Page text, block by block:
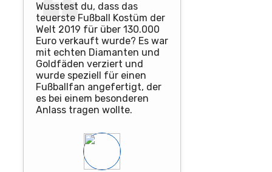
Wusstest du, dass das
teuerste Fußball Kostüm der
Welt 2019 für über 130.000
Euro verkauft wurde? Es war
mit echten Diamanten und
Goldfäden verziert und
wurde speziell für einen
Fußballfan angefertigt, der
es bei einem besonderen
Anlass tragen wollte.